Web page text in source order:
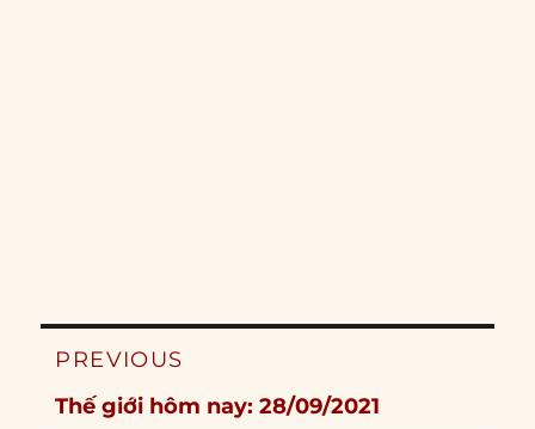
Post
PREVIOUS
Previous
Thế giới hôm nay: 28/09/2021